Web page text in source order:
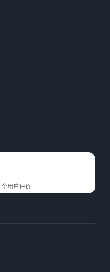
个用户评价